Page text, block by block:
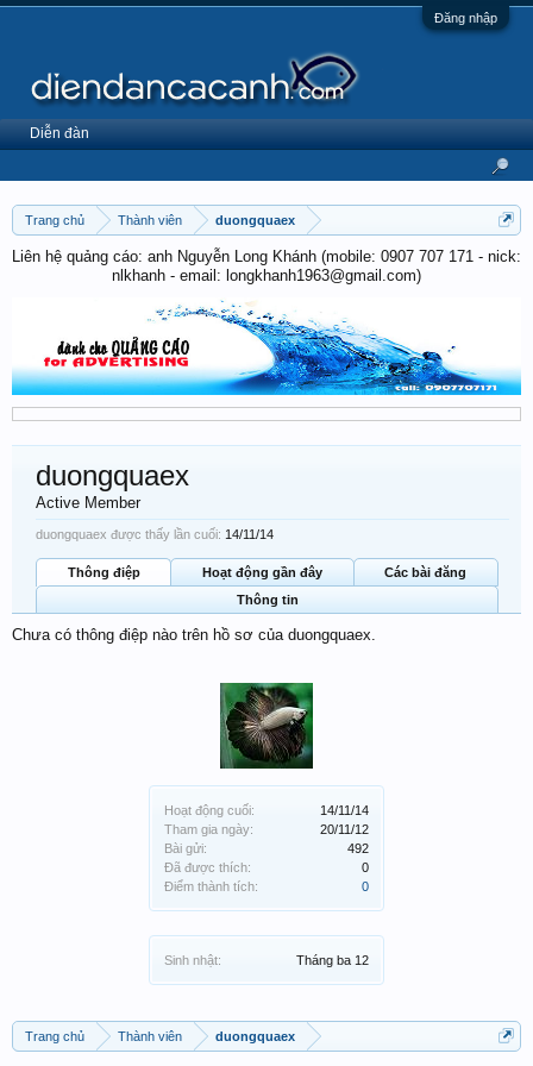
Đăng nhập
Trang chủ Thành viên duongquaex
Liên hệ quảng cáo: anh Nguyễn Long Khánh (mobile: 0907 707 171 - nick:
nlkhanh - email: longkhanh1963@gmail.com)
Hoạt động cuối:
14/11/14
Tham gia ngày:
20/11/12
Bài gửi:
492
Đã được thích:
0
Điểm thành tích:
0
Sinh nhật: Tháng ba 12
duongquaex
Active Member
duongquaex được thấy lần cuối: 14/11/14
Thông điệp Hoạt động gần đây
Các bài đăng
Thông tin
Chưa có thông điệp nào trên hồ sơ của duongquaex.
Trang chủ Thành viên duongquaex
Diễn đàn